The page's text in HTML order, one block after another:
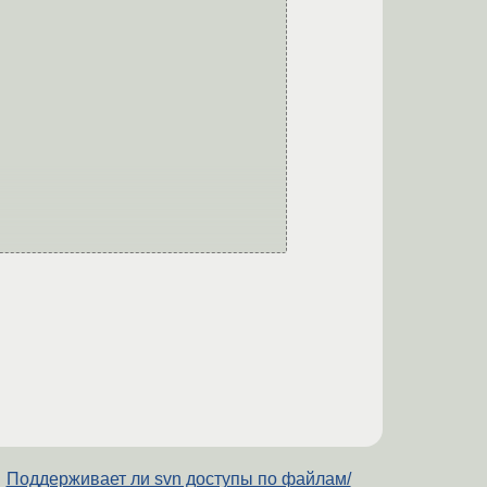
Поддерживает ли svn доступы по файлам/